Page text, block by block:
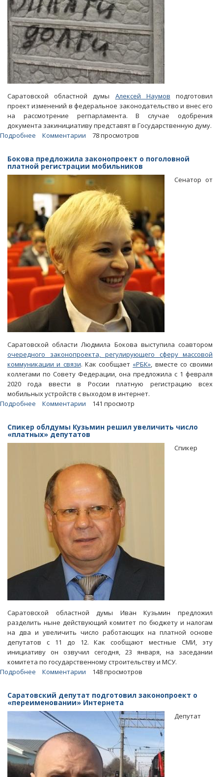
Саратовской областной думы Алексей Наумов подготовил
проект изменений в федеральное законодательство и внес его
на рассмотрение регпарламента. В случае одобрения
документа закинициативу представят в Государственную думу.
Подробнее
законопроект
о
защите
ветеранов
ВОВ
от
коллекторов
Комментарии 78 просмотров
Бокова предложила законопроект о поголовной
платной регистрации мобильников
Сенатор от
Саратовской области Людмила Бокова выступила соавтором
очередного законопроекта, регулирующего сферу массовой
коммуникации и связи. Как сообщает «РБК», вместе со своими
коллегами по Совету Федерации, она предложила с 1 февраля
2020 года ввести в России платную регистрацию всех
мобильных устройств с выходом в интернет.
Подробнее
предложила
законопроект
о
регистрации
мобильников
Комментарии 141 просмотр
Спикер облдумы Кузьмин решил увеличить число
«платных» депутатов
Спикер
Саратовской областной думы Иван Кузьмин предложил
разделить ныне действующий комитет по бюджету и налогам
на два и увеличить число работающих на платной основе
депутатов с 11 до 12. Как сообщают местные СМИ, эту
инициативу он озвучил сегодня, 23 января, на заседании
комитета по государственному строительству и МСУ.
Подробнее
облдумы
Кузьмин
решил
увеличить
«платных»
депутатов
Комментарии 148 просмотров
Саратовский депутат подготовил законопроект о
«переименовании» Интернета
Депутат